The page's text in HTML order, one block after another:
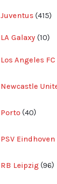
Juventus 415
LA Galaxy 1010
Los Angeles FC
Newcastle
Porto 40
PSV Eindhoven
RB Leipzig 96